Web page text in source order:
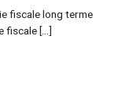
fiscale long terme
fiscale [...]